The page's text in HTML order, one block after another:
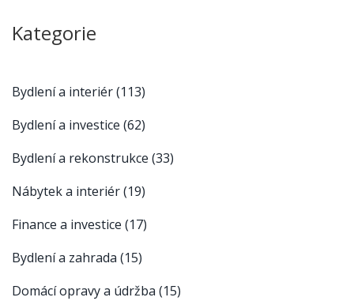
Kategorie
Bydlení a interiér(113)
Bydlení a investice (62)
Bydlení a rekonstrukce (33)
Nábytek a interiér(19)
Finance a investice (17)
Bydlení a zahrada (15)
Domácí opravy a údržba (15)